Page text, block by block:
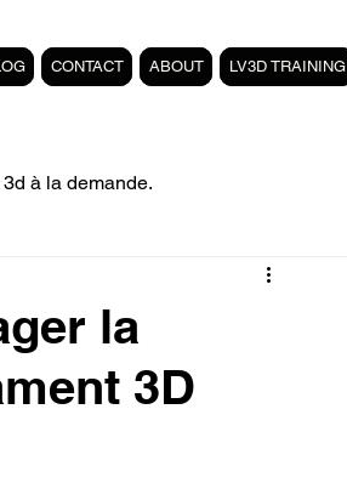
CONTACT ABOUT LV3D TRAINING
à la demande.
filament PETG carbone
Formation 3D CPF
la
3D